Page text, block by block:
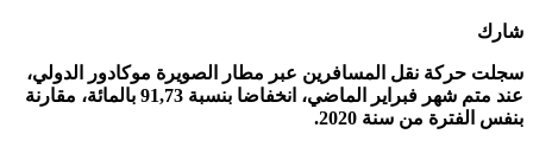
شارك
سجلت حركة نقل المسافرين عبر مطار الصويرة موكادور الدولي،
عند متم شهر فبراير الماضي، انخفاضا بنسبة 91,73 بالمائة، مقارنة
بنفس الفترة من سنة 2020.